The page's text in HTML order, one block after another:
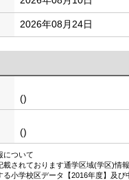
2026年08月24日
()
()
について
載されております通学区域(学区)情
る小学校区データ【2016年度】及び